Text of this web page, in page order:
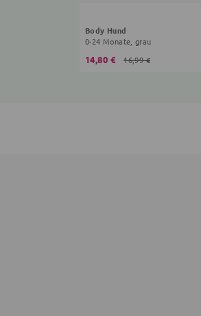
Body Hund
0-24 Monate, grau
14,80 € 16,99 €